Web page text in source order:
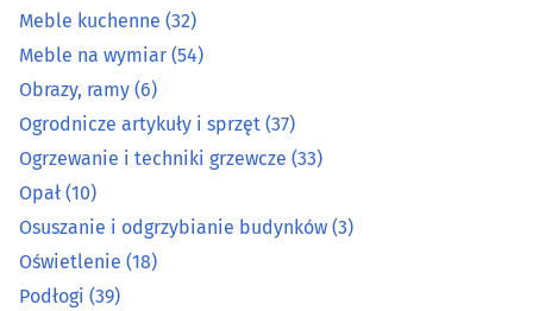
Kowale(2)
Łazienki - wyposażenie
Markety budowlane(8)
Meble - akcesoria
Meble - sklepy(62)
Meble kuchenne (32)
Meble na wymiar (54)
Obrazy, ramy (6)
Ogrodnicze artykuły i sprzęt (37)
Ogrzewanie i techniki grzewcze (33)
Opał (10)
Osuszanie i odgrzybianie budynków (3)
Oświetlenie (18)
Podłogi (39)